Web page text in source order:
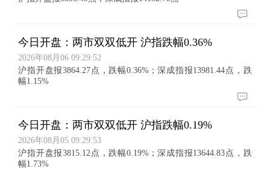
今日开盘：两市双双低开 沪指跌幅0.36%
2026年08月06 09:29:52
沪指开盘报3864.27点，跌幅0.36%；深成指报13981.44点，跌
幅1.15%
今日开盘：两市双双低开 沪指跌幅0.19%
2026年08月05 09:29:53
沪指开盘报3815.12点，跌幅0.19%；深成指报13644.83点，跌
幅1.73%